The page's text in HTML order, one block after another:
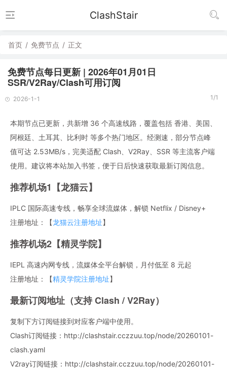
ClashStair
首页 / 免费节点 / 正文
免费节点每日更新 | 2026年01月01日
SSR/V2Ray/Clash可用订阅
2026-1-1 1/1
本期节点已更新，共新增 36 个高速线路，覆盖包括 香港、美国、
阿根廷、土耳其、比利时 等多个热门地区。经测速，部分节点峰
值可达 2.53MB/s，完美适配 Clash、V2Ray、SSR 等主流客户端
使用。建议将本站加入书签，便于日后快速获取最新订阅信息。
推荐机场1【龙猫云】
IPLC 国际高速专线，畅享全球流媒体，解锁 Netflix / Disney+
注册地址：【龙猫云注册地址】
推荐机场2【精灵学院】
IEPL 高速内网专线，流媒体全平台解锁，月付低至 8 元起
注册地址：【精灵学院注册地址】
最新订阅地址（支持 Clash / V2Ray）
复制下方订阅链接到对应客户端中使用。
Clash订阅链接：http://clashstair.cczzuu.top/node/20260101-
clash.yaml
V2ray订阅链接：http://clashstair.cczzuu.top/node/20260101-